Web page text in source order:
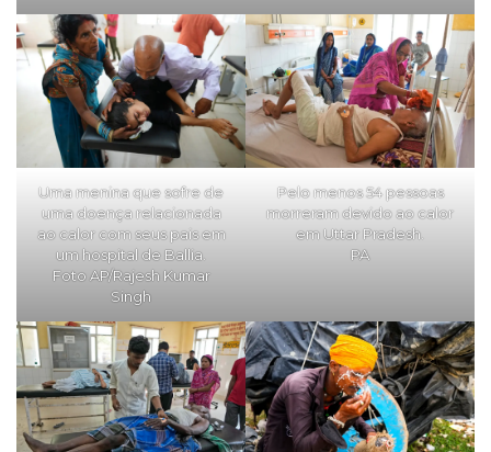
Uma menina que sofre de
uma doença relacionada
ao calor com seus pais em
um hospital de Ballia.
Foto AP/Rajesh Kumar
Singh
Pelo menos 54 pessoas
morreram devido ao calor
em Uttar Pradesh.
PA